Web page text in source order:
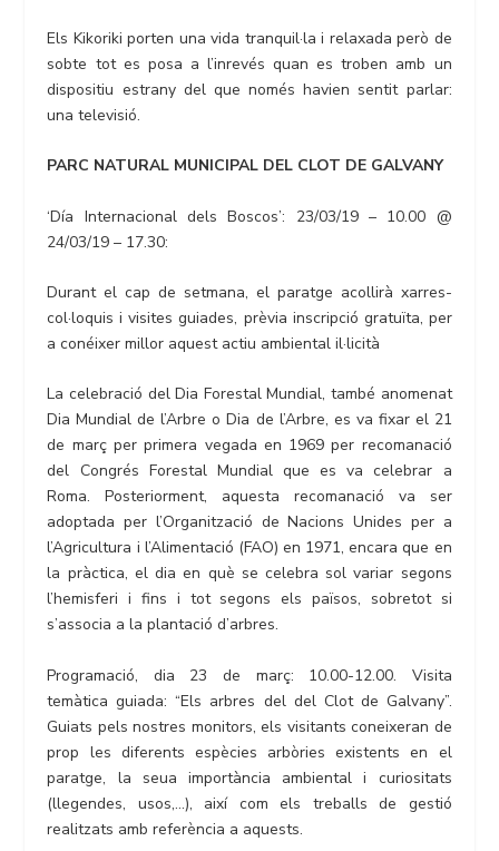
Els Kikoriki porten una vida tranquil·la i relaxada però de
sobte tot es posa a l’inrevés quan es troben amb un
dispositiu estrany del que només havien sentit parlar:
una televisió.
PARC NATURAL MUNICIPAL DEL CLOT DE GALVANY
‘Día Internacional dels Boscos’: 23/03/19 – 10.00 @
24/03/19 – 17.30:
Durant el cap de setmana, el paratge acollirà xarres-
col·loquis i visites guiades, prèvia inscripció gratuïta, per
a conéixer millor aquest actiu ambiental il·licità
La celebració del Dia Forestal Mundial, també anomenat
Dia Mundial de l’Arbre o Dia de l’Arbre, es va fixar el 21
de març per primera vegada en 1969 per recomanació
del Congrés Forestal Mundial que es va celebrar a
Roma. Posteriorment, aquesta recomanació va ser
adoptada per l’Organització de Nacions Unides per a
l’Agricultura i l’Alimentació (FAO) en 1971, encara que en
la pràctica, el dia en què se celebra sol variar segons
l’hemisferi i fins i tot segons els països, sobretot si
s’associa a la plantació d’arbres.
Programació, dia 23 de març: 10.00-12.00. Visita
temàtica guiada: “Els arbres del del Clot de Galvany”.
Guiats pels nostres monitors, els visitants coneixeran de
prop les diferents espècies arbòries existents en el
paratge, la seua importància ambiental i curiositats
(llegendes, usos,…), així com els treballs de gestió
realitzats amb referència a aquests.